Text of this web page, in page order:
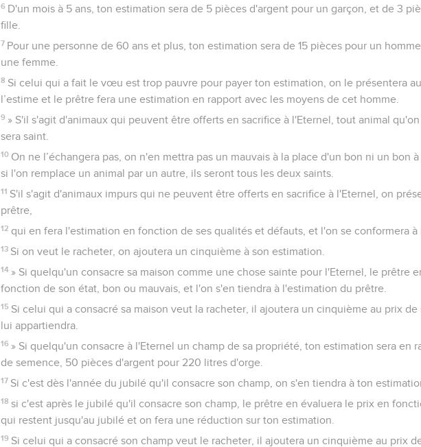
6 D'un mois à 5 ans, ton estimation sera de 5 pièces d'argent pour un garçon, et de 3
fille.
7 Pour une personne de 60 ans et plus, ton estimation sera de 15 pièces pour un
une femme.
8 Si celui qui a fait le vœu est trop pauvre pour payer ton estimation, on le présentera au
l’estime et le prêtre fera une estimation en rapport avec les moyens de cet homme.
9 » S'il s'agit d'animaux qui peuvent être offerts en sacrifice à l'Eternel, tout animal qu'on
sera saint.
10 On ne l’échangera pas, on n'en mettra pas un mauvais à la place d'un bon ni un bon
si l'on remplace un animal par un autre, ils seront tous les deux saints.
11 S'il s'agit d'animaux impurs qui ne peuvent être offerts en sacrifice à l'Eternel, on
prêtre,
12 qui en fera l'estimation en fonction de ses qualités et défauts, et l'on se conformera à
13 Si on veut le racheter, on ajoutera un cinquième à son estimation.
14 » Si quelqu'un consacre sa maison comme une chose sainte pour l'Eternel, le prêtre
fonction de son état, bon ou mauvais, et l'on s'en tiendra à l'estimation du prêtre.
15 Si celui qui a consacré sa maison veut la racheter, il ajoutera un cinquième au prix
lui appartiendra.
16 » Si quelqu'un consacre à l'Eternel un champ de sa propriété, ton estimation sera en
de semence, 50 pièces d'argent pour 220 litres d'orge.
17 Si c'est dès l'année du jubilé qu'il consacre son champ, on s'en tiendra à ton
18 si c'est après le jubilé qu'il consacre son champ, le prêtre en évaluera le prix en
qui restent jusqu'au jubilé et on fera une réduction sur ton estimation.
19 Si celui qui a consacré son champ veut le racheter, il ajoutera un cinquième au prix